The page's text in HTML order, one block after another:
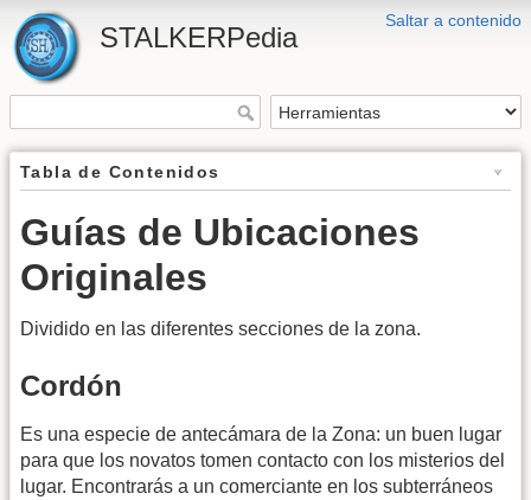
Saltar a contenido
STALKERPedia
Tabla de Contenidos
Guías de Ubicaciones
Originales
Dividido en las diferentes secciones de la zona.
Cordón
Es una especie de antecámara de la Zona: un buen lugar
para que los novatos tomen contacto con los misterios del
lugar. Encontrarás a un comerciante en los subterráneos